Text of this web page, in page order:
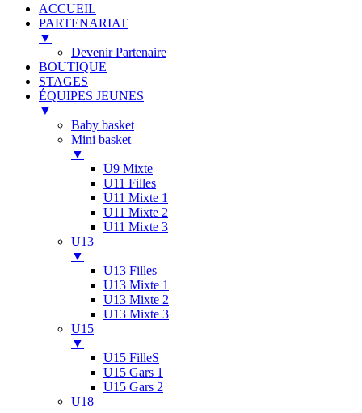
ACCUEIL
PARTENARIAT
▼
Devenir Partenaire
BOUTIQUE
STAGES
ÉQUIPES JEUNES
▼
Baby basket
Mini basket
▼
U9 Mixte
U11 Filles
U11 Mixte 1
U11 Mixte 2
U11 Mixte 3
U13
▼
U13 Filles
U13 Mixte 1
U13 Mixte 2
U13 Mixte 3
U15
▼
U15 FilleS
U15 Gars 1
U15 Gars 2
U18